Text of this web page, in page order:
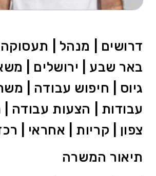
דרושים | מנהל | תעסוקה
באר שבע | ירושלים |
גיוס | חיפוש עבודה |
עבודות | הצעות עבודה |
צפון | קריות | אחראי |
תיאור המשרה